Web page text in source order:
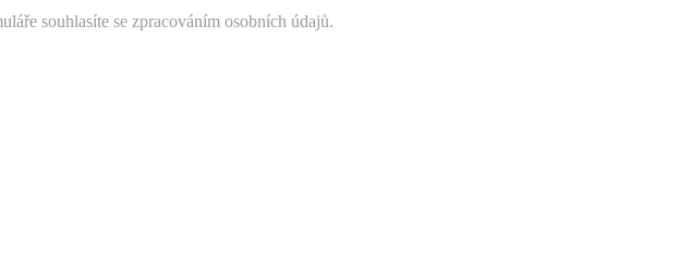
souhlasíte se zpracováním osobních údajů.